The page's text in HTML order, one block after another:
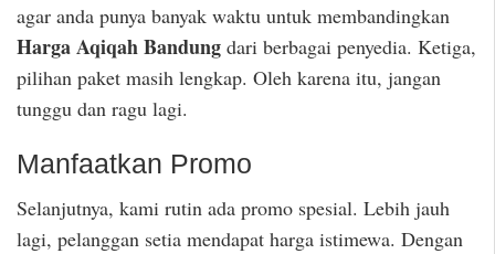
agar anda punya banyak waktu untuk membandingkan
Harga Aqiqah Bandung dari berbagai penyedia. Ketiga,
pilihan paket masih lengkap. Oleh karena itu, jangan
tunggu dan ragu lagi.
Manfaatkan Promo
Selanjutnya, kami rutin ada promo spesial. Lebih jauh
lagi, pelanggan setia mendapat harga istimewa. Dengan